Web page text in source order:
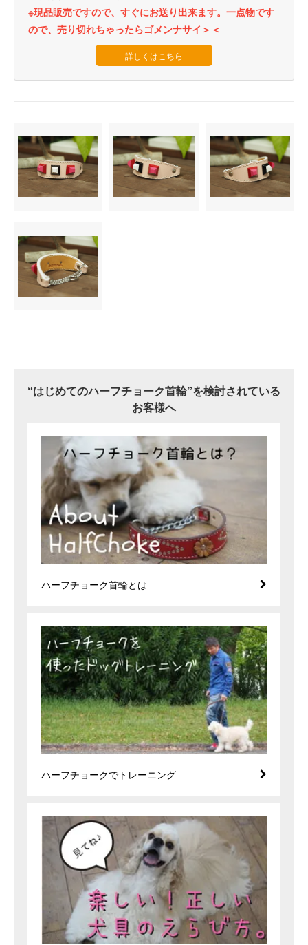
※現品販売ですので、すぐにお送り出来ます。一点物です
ので、売り切れちゃったらゴメンナサイ＞＜
詳しくはこちら
“はじめてのハーフチョーク首輪”を検討されている
お客様へ
ハーフチョーク首輪とは
ハーフチョークでトレーニング